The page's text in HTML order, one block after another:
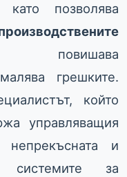
позволява
грешките.
който
управляващия
непрекъсната и
за